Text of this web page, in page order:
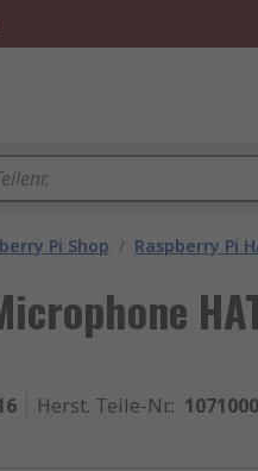
Pi Shop / Raspberry Pi
Herst. Teile-Nr.: